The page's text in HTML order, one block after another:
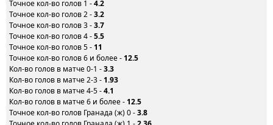
Точное кол-во голов 1 -4.2
Точное кол-во голов 2 -3.2
Точное кол-во голов 3 -3.7
Точное кол-во голов 4 -5.5
Точное кол-во голов 5 - 11
Точное кол-во голов 6 и более - 12.5
Кол-во голов в матче 0-1 -3.3
Кол-во голов в матче 2-3 - 1.93
Кол-во голов в матче 4-5 -4.1
Кол-во голов в матче 6 и более - 12.5
Точное кол-во голов Гранада (ж) 0 -3.8